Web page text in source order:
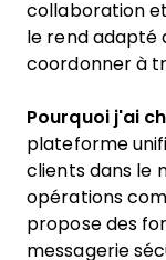
collaboration
le rend adapté
coordonner à
Pourquoi j'ai
plateforme
clients dans le
opérations
propose des
messagerie